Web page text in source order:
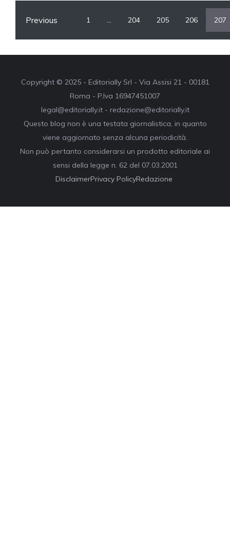
Previous 1 … 204 205 206 207
Copyright © 2025 - Editorially Srl - Via Assisi 21 - 00181
Roma - P.Iva 16947451007
legal@editorially.it - redazione@editorially.it
Questo blog non è una testata giornalistica, in quanto
viene aggiornato senza alcuna periodicità.
Non può pertanto considerarsi un prodotto editoriale ai
sensi della legge n. 62 del 07.03.2001
DisclaimerPrivacy PolicyRedazione